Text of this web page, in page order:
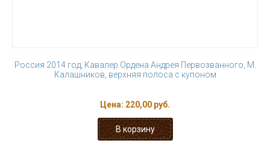
Россия 2014 год, Кавалер Ордена Андрея Первозванного, М.
Калашников, верхняя полоса с купоном
Цена: 220,00 руб.